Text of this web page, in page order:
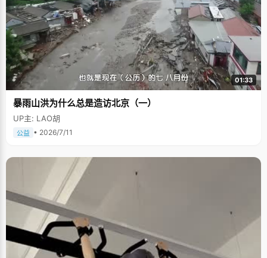
01:33
暴雨山洪为什么总是造访北京（一）
UP主: LAO胡
公益 • 2026/7/11